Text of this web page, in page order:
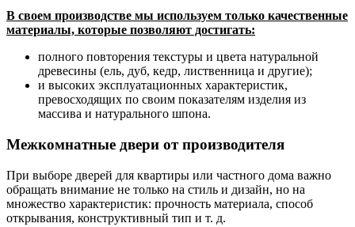
В своем производстве мы используем только качественные
материалы, которые позволяют достигать:
полного повторения текстуры и цвета натуральной
древесины (ель, дуб, кедр, лиственница и другие);
и высоких эксплуатационных характеристик,
превосходящих по своим показателям изделия из
массива и натурального шпона.
Межкомнатные двери от производителя
При выборе дверей для квартиры или частного дома важно
обращать внимание не только на стиль и дизайн, но на
множество характеристик: прочность материала, способ
открывания, конструктивный тип и т. д.